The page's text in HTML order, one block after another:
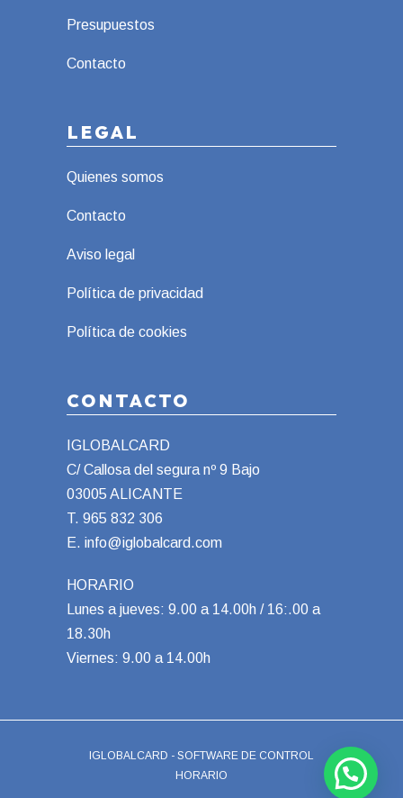
Presupuestos
Contacto
LEGAL
Quienes somos
Contacto
Aviso legal
Política de privacidad
Política de cookies
CONTACTO
IGLOBALCARD
C/ Callosa del segura nº 9 Bajo
03005 ALICANTE
T. 965 832 306
E. info@iglobalcard.com
HORARIO
Lunes a jueves: 9.00 a 14.00h / 16:.00 a
18.30h
Viernes: 9.00 a 14.00h
IGLOBALCARD - SOFTWARE DE CONTROL
HORARIO